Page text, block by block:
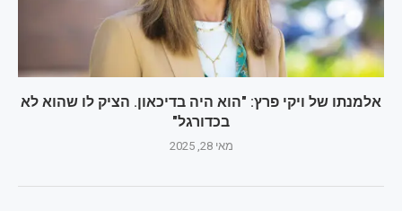
אלמנתו של ויקי פרץ: "הוא היה בדיכאון. הציק לו שהוא לא
בכדורגל"
מאי 28, 2025